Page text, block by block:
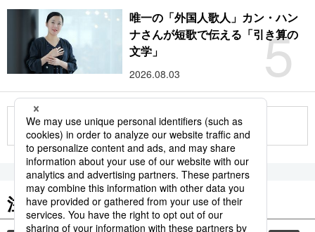
5
唯一の「外国人歌人」カン・ハン
ナさんが短歌で伝える「引き算の
文学」
2026.08.03
もっと見る
注目のキーワード